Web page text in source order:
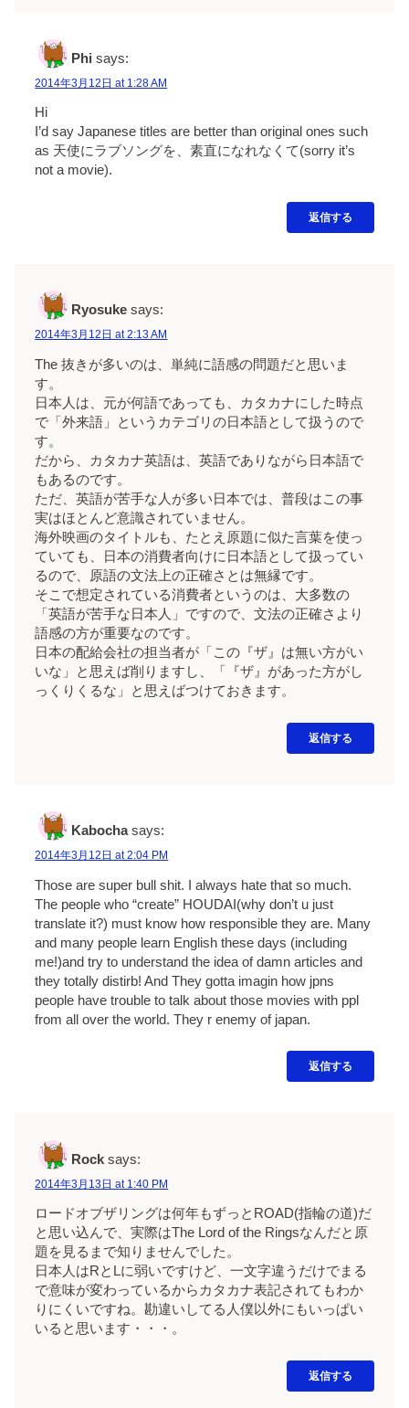
Phi says:
2014年3月12日 at 1:28 AM
Hi
I’d say Japanese titles are better than original ones such
as 天使にラブソングを、素直になれなくて(sorry it’s
not a movie).
返信する
Ryosuke says:
2014年3月12日 at 2:13 AM
The 抜きが多いのは、単純に語感の問題だと思いま
す。
日本人は、元が何語であっても、カタカナにした時点
で「外来語」というカテゴリの日本語として扱うので
す。
だから、カタカナ英語は、英語でありながら日本語で
もあるのです。
ただ、英語が苦手な人が多い日本では、普段はこの事
実はほとんど意識されていません。
海外映画のタイトルも、たとえ原題に似た言葉を使っ
ていても、日本の消費者向けに日本語として扱ってい
るので、原語の文法上の正確さとは無縁です。
そこで想定されている消費者というのは、大多数の
「英語が苦手な日本人」ですので、文法の正確さより
語感の方が重要なのです。
日本の配給会社の担当者が「この『ザ』は無い方がい
いな」と思えば削りますし、「『ザ』があった方がし
っくりくるな」と思えばつけておきます。
返信する
Kabocha says:
2014年3月12日 at 2:04 PM
Those are super bull shit. I always hate that so much.
The people who “create” HOUDAI(why don’t u just
translate it?) must know how responsible they are. Many
and many people learn English these days (including
me!)and try to understand the idea of damn articles and
they totally distirb! And They gotta imagin how jpns
people have trouble to talk about those movies with ppl
from all over the world. They r enemy of japan.
返信する
Rock says:
2014年3月13日 at 1:40 PM
ロードオブザリングは何年もずっとROAD(指輪の道)だ
と思い込んで、実際はThe Lord of the Ringsなんだと原
題を見るまで知りませんでした。
日本人はRとLに弱いですけど、一文字違うだけでまる
で意味が変わっているからカタカナ表記されてもわか
りにくいですね。勘違いしてる人僕以外にもいっぱい
いると思います・・・。
返信する